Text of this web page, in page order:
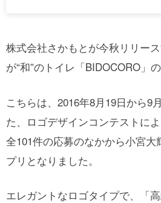
株式会社さかもとが今秋リリー
が“和”のトイレ「BIDOCORO」の
こちらは、2016年8月19日から9
た、ロゴデザインコンテストによ
全101件の応募のなかから小宮
プリとなりました。
エレガントなロゴタイプで、「